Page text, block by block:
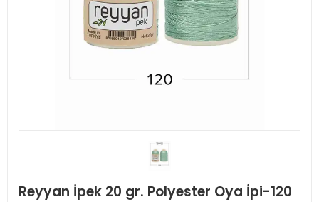
Reyyan İpek 20 gr. Polyester Oya İpi-120